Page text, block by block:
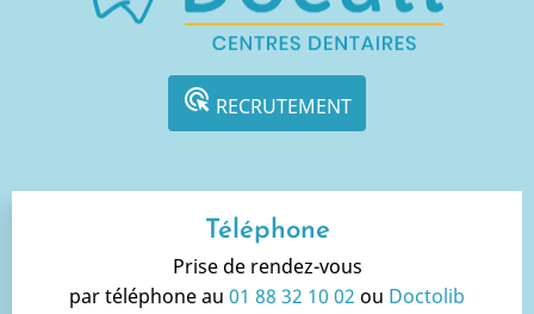
ads_click RECRUTEMENT
Téléphone
Prise de rendez-vous
par téléphone au 01 88 32 10 02 ou Doctolib